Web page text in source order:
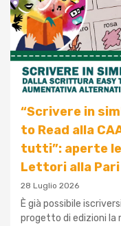
“Scrivere in
to Read alla
tutti”: aperte
Lettori alla Pari
28 Luglio 2026
È già possibile
progetto di edizioni la